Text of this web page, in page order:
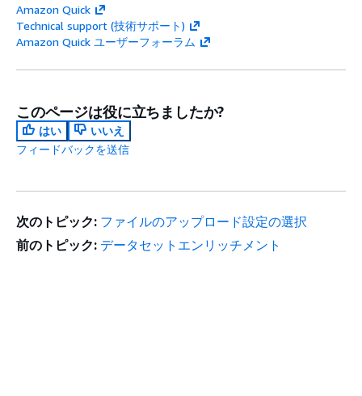
Amazon Quick
Technical support (技術サポート)
Amazon Quick ユーザーフォーラム
このページは役に立ちましたか?
はい
いいえ
フィードバックを送信
次のトピック: ファイルのアップロード設定の選択
前のトピック: データセットエンリッチメント